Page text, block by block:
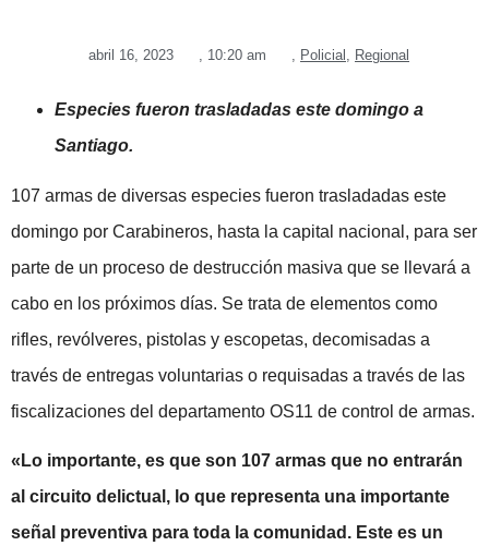
abril 16, 2023 10:20 am Policial Regional
Especies fueron trasladadas este domingo a
Santiago.
107 armas de diversas especies fueron trasladadas este
domingo por Carabineros, hasta la capital nacional, para ser
parte de un proceso de destrucción masiva que se llevará a
cabo en los próximos días. Se trata de elementos como
rifles, revólveres, pistolas y escopetas, decomisadas a
través de entregas voluntarias o requisadas a través de las
fiscalizaciones del departamento OS11 de control de armas.
«Lo importante, es que son 107 armas que no entrarán
al circuito delictual, lo que representa una importante
señal preventiva para toda la comunidad. Este es un